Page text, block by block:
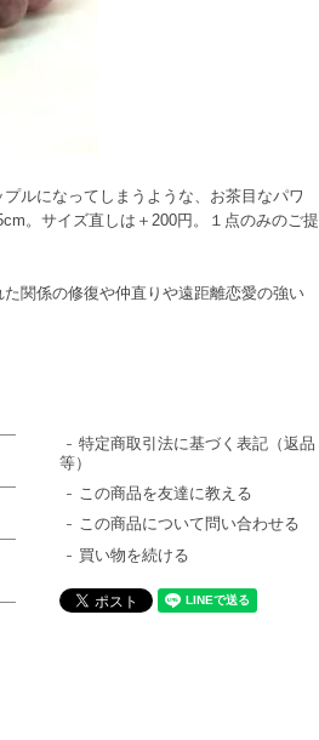
ルになってしまうような、お茶目なパワ
。サイズ直しは＋200円。１点のみのご提
関係の修復や仲直りや遠距離恋愛の強い
特定商取引法に基づく表記（返品
等）
この商品を友達に教える
この商品について問い合わせる
買い物を続ける